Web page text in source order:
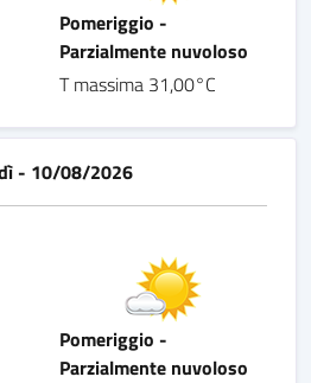
Pomeriggio -
Parzialmente nuvoloso
T massima 31,00°C
- 10/08/2026
Pomeriggio -
Parzialmente nuvoloso